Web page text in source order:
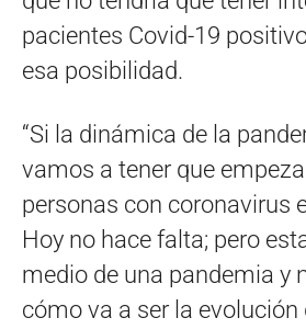
pacientes Covid-19
esa posibilidad.
“Si la dinámica de la
vamos a tener que
personas con coronavirus
Hoy no hace falta; pero
medio de una pandemia y
cómo va a ser la evolución